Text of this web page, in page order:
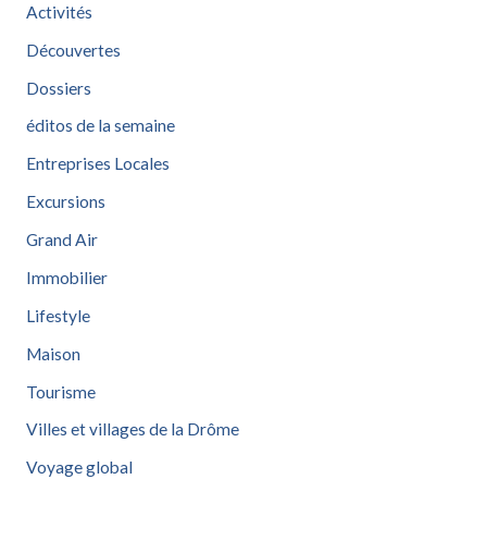
Activités
Découvertes
Dossiers
éditos de la semaine
Entreprises Locales
Excursions
Grand Air
Immobilier
Lifestyle
Maison
Tourisme
Villes et villages de la Drôme
Voyage global